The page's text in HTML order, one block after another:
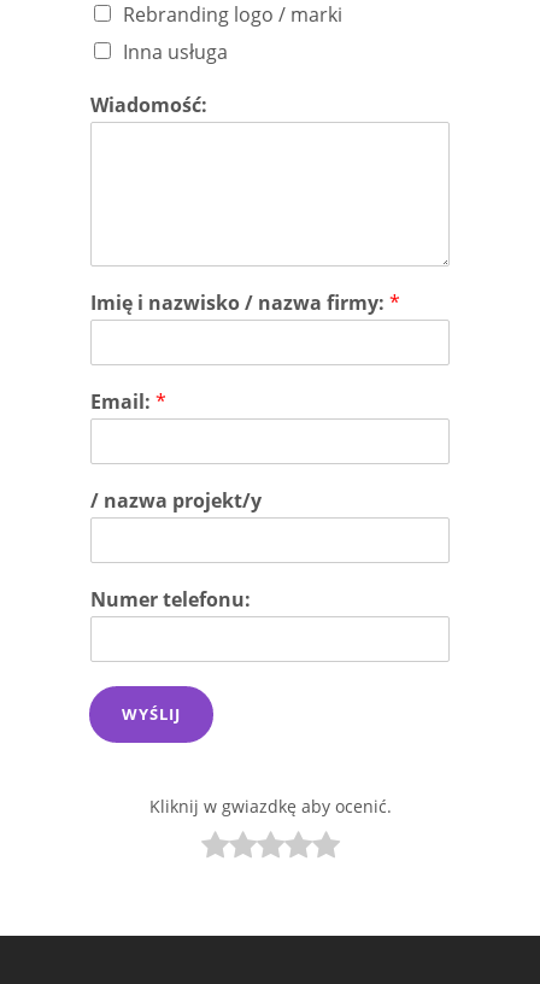
Rebranding logo / marki
Inna usługa
Wiadomość:
Imię i nazwisko / nazwa firmy: *
Email: *
/ nazwa projekt/y
Numer telefonu:
WYŚLIJ
Kliknij w gwiazdkę aby ocenić.